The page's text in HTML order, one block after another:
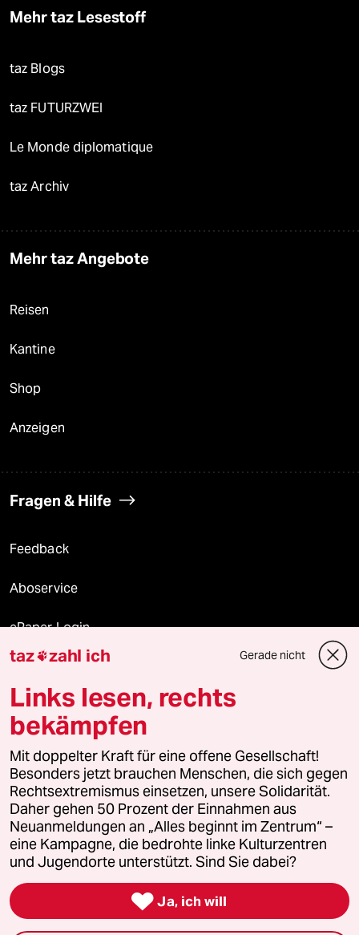
Mehr taz Lesestoff
taz Blogs
taz FUTURZWEI
Le Monde diplomatique
taz Archiv
Mehr taz Angebote
Reisen
Kantine
Shop
Anzeigen
Fragen & Hilfe
Feedback
Aboservice
ePaper Login
Downloads für Abonnierende
© 2026 taz Verlags und Vertriebs GmbH
Alle Rechte vorbehalten. Bei rechtlichen Fragen oder für Genehmigungen
wenden Sie sich bitte an
lizenzen@taz.de
Feedback Redaktionsstatut Kommune-Richtlinien
Leitlinie Informant Datenschutz Impressum AGB
Seitenwende Einwilligungen widerrufen (Ads)
taz zahl ich Gerade nicht
Links lesen, rechts
bekämpfen
Mit doppelter Kraft für eine offene Gesellschaft!
Besonders jetzt brauchen Menschen, die sich gegen
Rechtsextremismus einsetzen, unsere Solidarität.
Daher gehen 50 Prozent der Einnahmen aus
Neuanmeldungen an „Alles beginnt im Zentrum“ –
eine Kampagne, die bedrohte linke Kulturzentren
und Jugendorte unterstützt. Sind Sie dabei?
 Ja, ich will